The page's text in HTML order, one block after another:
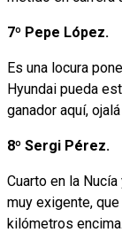
7º Pepe López.
Es una locura
Hyundai pueda
ganador aquí,
8º Sergi Pérez.
Cuarto en la
muy exigente,
kilómetros encima.